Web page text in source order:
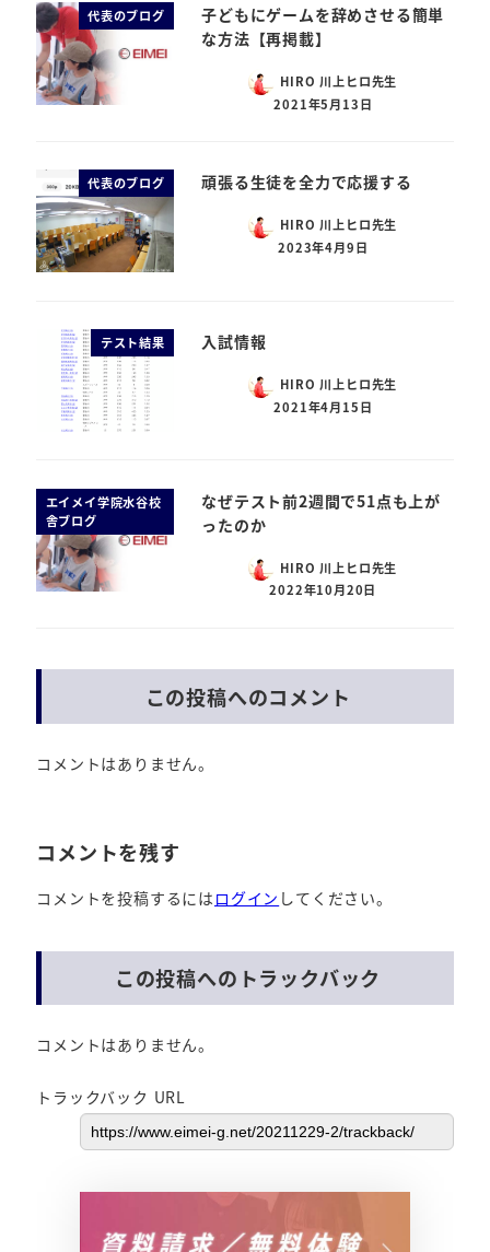
代表のブログ
子どもにゲームを辞めさせる簡単
な方法【再掲載】
HIRO 川上ヒロ先生
2021年5月13日
代表のブログ 頑張る生徒を全力で応援する
HIRO 川上ヒロ先生
2023年4月9日
テスト結果 入試情報
HIRO 川上ヒロ先生
2021年4月15日
エイメイ学院水谷校
舎ブログ
なぜテスト前2週間で51点も上が
ったのか
HIRO 川上ヒロ先生
2022年10月20日
この投稿へのコメント
コメントはありません。
コメントを残す
コメントを投稿するには ログイン してください。
この投稿へのトラックバック
コメントはありません。
トラックバック URL